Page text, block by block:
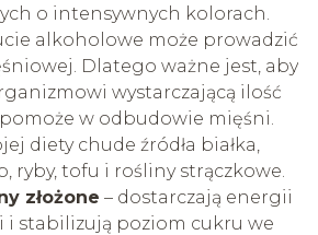
o intensywnych kolorach.
alkoholowe może prowadzić
Dlatego ważne jest, aby
wystarczającą ilość
w odbudowie mięśni.
diety chude źródła białka,
ryby, tofu i rośliny strączkowe.
złożone – dostarczają energii
i stabilizują poziom cukru we